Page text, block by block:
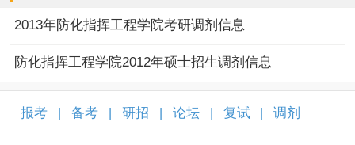
2013年防化指挥工程学院考研调剂信息
防化指挥工程学院2012年硕士招生调剂信息
报考 备考 研招 论坛 复试 调剂